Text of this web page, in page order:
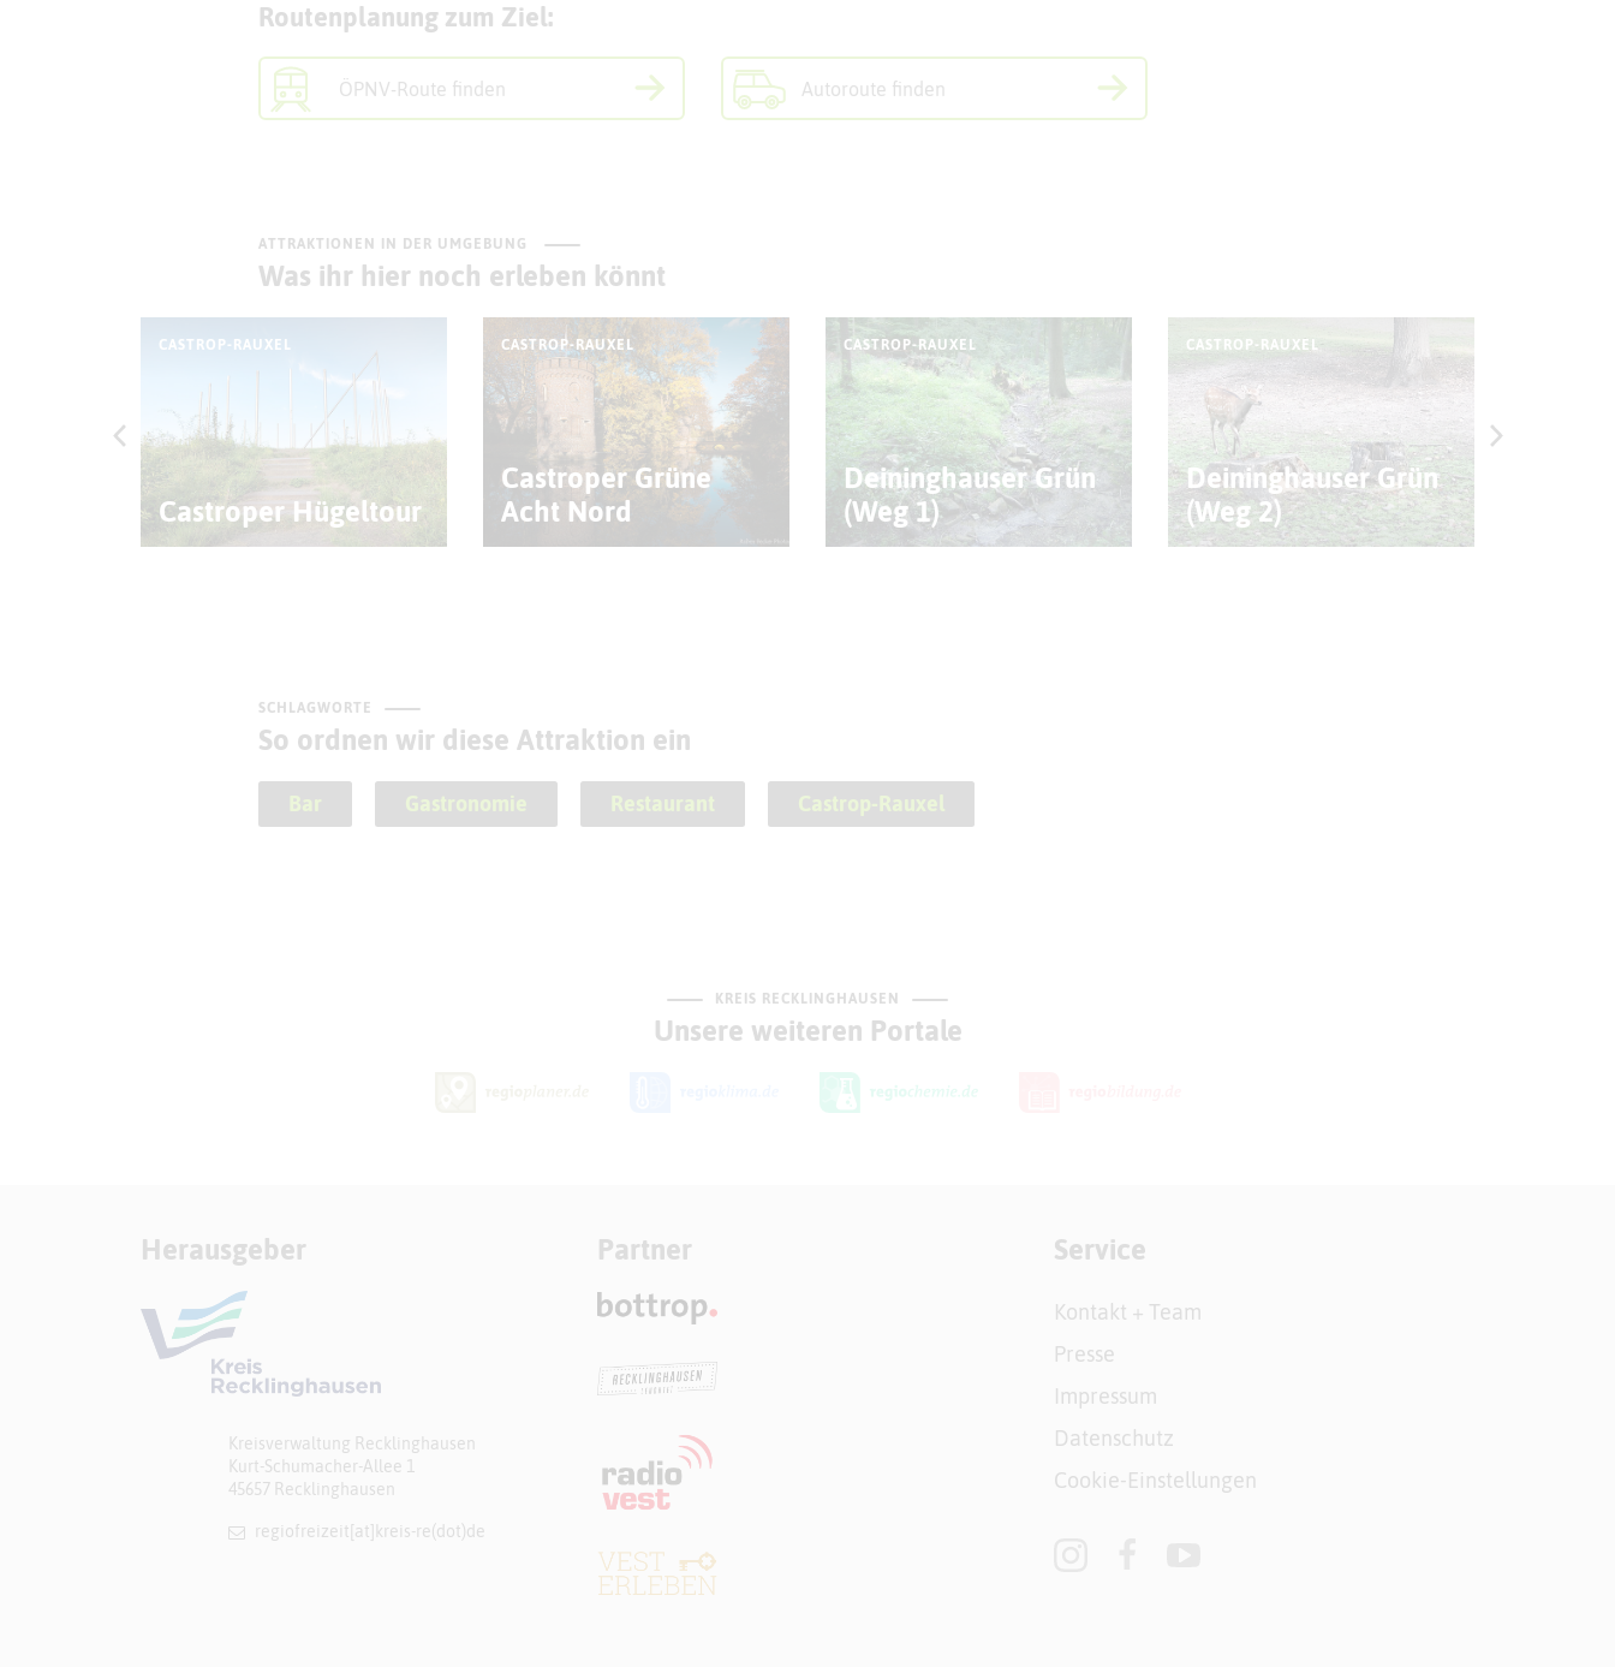
Routenplanung zum Ziel:
ÖPNV-Route finden Autoroute finden
ATTRAKTIONEN IN DER UMGEBUNG
Was ihr hier noch erleben könnt
CASTROP-RAUXEL
Castroper Hügeltour
CASTROP-RAUXEL
Castroper Grüne
Acht Nord
CASTROP-RAUXEL
Deininghauser Grün
(Weg 1)
CASTROP-RAUXEL
Deininghauser Grün
(Weg 2)
SCHLAGWORTE
So ordnen wir diese Attraktion ein
Bar Gastronomie Restaurant Castrop-Rauxel
KREIS RECKLINGHAUSEN
Unsere weiteren Portale
Herausgeber
Kreisverwaltung Recklinghausen
Kurt-Schumacher-Allee 1
45657 Recklinghausen
regiofreizeit[at]​kreis-re(dot)de
Partner Service
Kontakt + Team
Presse
Impressum
Datenschutz
Cookie-Einstellungen